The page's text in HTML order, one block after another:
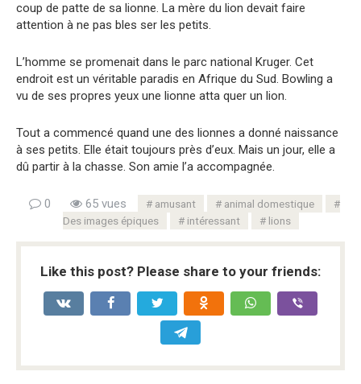
coup de patte de sa lionne. La mère du lion devait faire
attention à ne pas bles ser les petits.
L’homme se promenait dans le parc national Kruger. Cet
endroit est un véritable paradis en Afrique du Sud. Bowling a
vu de ses propres yeux une lionne atta quer un lion.
Tout a commencé quand une des lionnes a donné naissance
à ses petits. Elle était toujours près d’eux. Mais un jour, elle a
dû partir à la chasse. Son amie l’a accompagnée.
0 65 vues amusant
animal domestique
Des images épiques
intéressant lions
Like this post? Please share to your friends: